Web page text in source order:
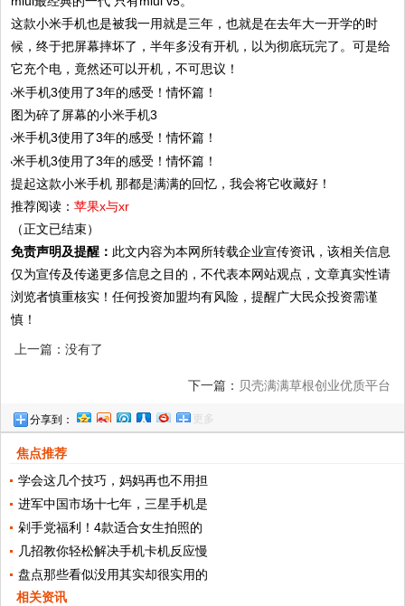
这款小米手机也是被我一用就是三年，也就是在去年大一开学的时
候，终于把屏幕摔坏了，半年多没有开机，以为彻底玩完了。可是给
它充个电，竟然还可以开机，不可思议！
图为碎了屏幕的小米手机3
提起这款小米手机 那都是满满的回忆，我会将它收藏好！
推荐阅读：苹果x与xr
（正文已结束）
免责声明及提醒： 此文内容为本网所转载企业宣传资讯，该相关信息
仅为宣传及传递更多信息之目的，不代表本网站观点，文章真实性请
浏览者慎重核实！任何投资加盟均有风险，提醒广大民众投资需谨
慎！
上一篇：没有了
下一篇： 贝壳满满草根创业优质平台
分享到： 更多
焦点推荐
学会这几个技巧，妈妈再也不用担
进军中国市场十七年，三星手机是
剁手党福利！4款适合女生拍照的
几招教你轻松解决手机卡机反应慢
盘点那些看似没用其实却很实用的
相关资讯